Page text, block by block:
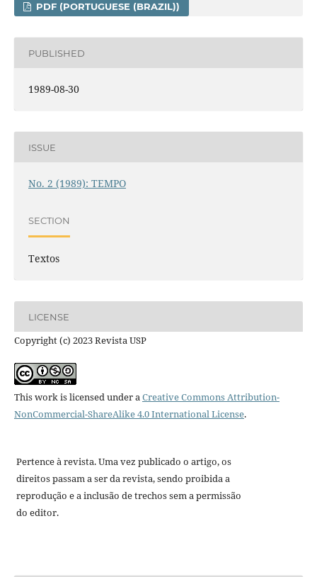
PDF (PORTUGUESE (BRAZIL))
PUBLISHED
1989-08-30
ISSUE
No. 2 (1989): TEMPO
SECTION
Textos
LICENSE
Copyright (c) 2023 Revista USP
This work is licensed under aCreative Commons Attribution-
NonCommercial-ShareAlike 4.0 International License.
Pertence à revista. Uma vez publicado o artigo, os
direitos passam a ser da revista, sendo proibida a
reprodução e a inclusão de trechos sem a permissão
do editor.